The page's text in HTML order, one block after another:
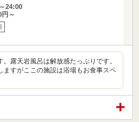
24:00
円～
露天岩風呂は解放感たっぷりです。
ますがここの施設は浴場もお食事スペ